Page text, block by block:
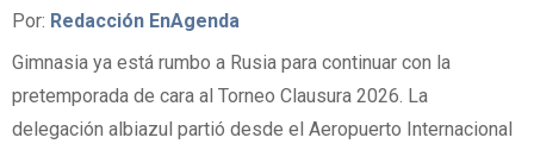
Por: Redacción EnAgenda
Gimnasia ya está rumbo a Rusia para continuar con la
pretemporada de cara al Torneo Clausura 2026. La
delegación albiazul partió desde el Aeropuerto Internacional